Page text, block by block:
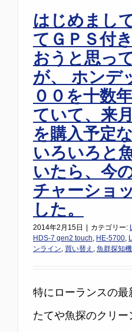
はじめまし
てＧＰＳ付
おうと思っ
が、 ホンデ
００を十数
ていて、来
を購入予定
いろいろと
いたら、今
チャーショ
した。
2014年2月15日 カテゴリー:
HDS-7 gen2 touch, HE-5700,
ンライン, 買い替え , 魚群探知機
特にローランスの最
たてや魚探のクリ